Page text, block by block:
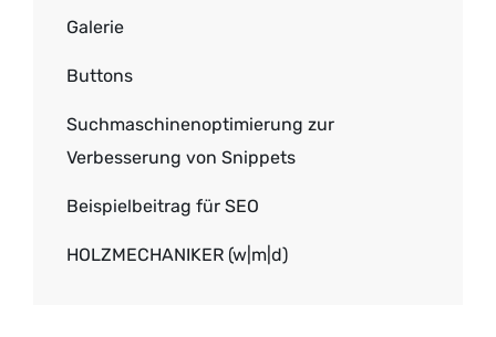
Galerie
Buttons
Suchmaschinenoptimierung zur
Verbesserung von Snippets
Beispielbeitrag für SEO
HOLZMECHANIKER (w|m|d)